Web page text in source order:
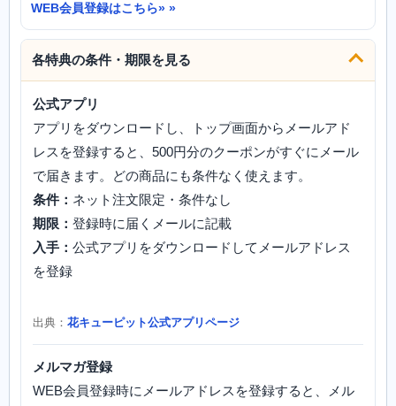
WEB会員登録はこちら»
各特典の条件・期限を見る
公式アプリ
アプリをダウンロードし、トップ画面からメールアド
レスを登録すると、500円分のクーポンがすぐにメール
で届きます。どの商品にも条件なく使えます。
条件： ネット注文限定・条件なし
期限： 登録時に届くメールに記載
入手： 公式アプリをダウンロードしてメールアドレス
を登録
出典： 花キューピット公式アプリページ
メルマガ登録
WEB会員登録時にメールアドレスを登録すると、メル